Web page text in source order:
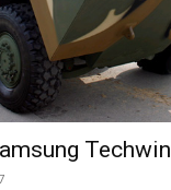
Techwin